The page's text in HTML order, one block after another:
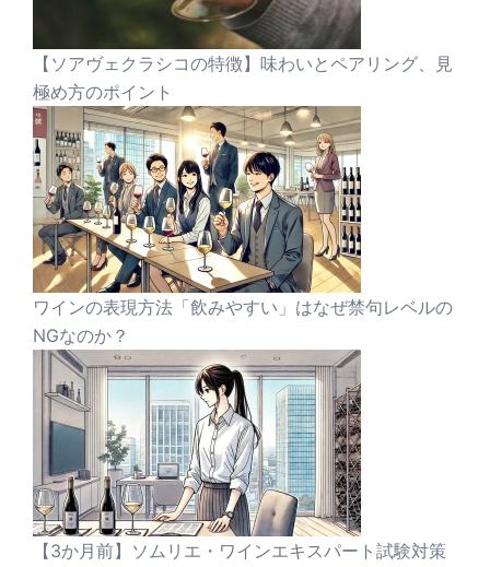
【ソアヴェクラシコの特徴】味わいとペアリング、見
極め方のポイント
ワインの表現方法「飲みやすい」はなぜ禁句レベルの
NGなのか？
【3か月前】ソムリエ・ワインエキスパート試験対策